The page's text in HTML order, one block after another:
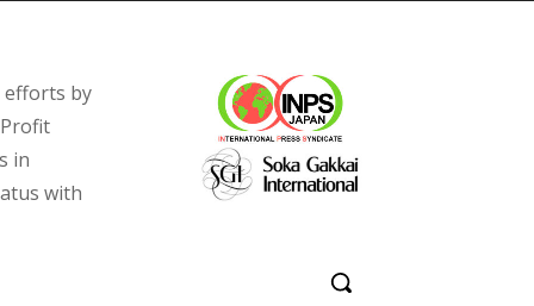
by
in
with